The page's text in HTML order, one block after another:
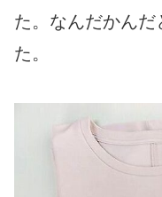
た。なんだかんだ
た。